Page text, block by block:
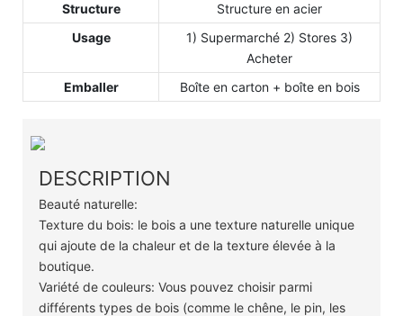
Structure
Structure en acier
Usage
1) Supermarché 2) Stores 3)
Acheter
Emballer
Boîte en carton + boîte en bois
DESCRIPTION
Beauté naturelle:
Texture du bois: le bois a une texture naturelle unique
qui ajoute de la chaleur et de la texture élevée à la
boutique.
Variété de couleurs: Vous pouvez choisir parmi
différents types de bois (comme le chêne, le pin, les